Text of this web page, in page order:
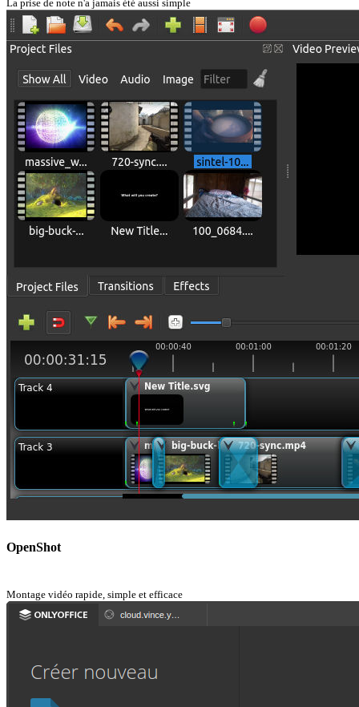
La prise de note n'a jamais été aussi simple
OpenShot
Montage vidéo rapide, simple et efficace